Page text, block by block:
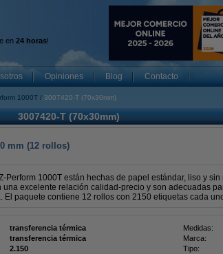
en 24 horas!
Opiniones Blog Contacto
1000T 3007420-T (70x30mm)
3007420-T (70x30mm)
mm (12 rollos)
Perform 1000T están hechas de papel estándar, liso y
una excelente relación calidad-precio y son adecuadas
El paquete contiene 12 rollos con 2150 etiquetas cada
transferencia térmica Medidas:
transferencia térmica Marca:
2.150 Tipo: